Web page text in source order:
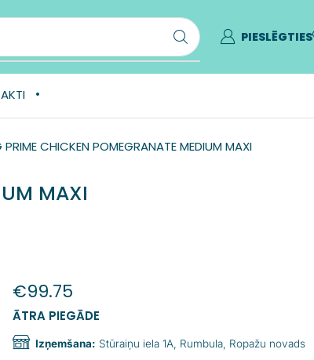
PIESLĒGTIES
CHICKEN POMEGRANATE MEDIUM MAXI
MAXI
€99.75
ĀTRA PIEGĀDE
Izņemšana: Stūraiņu iela 1A, Rumbula, Ropažu novads